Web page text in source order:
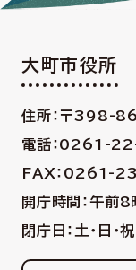
大町市役所
住所：〒398-
電話：0261-
FAX：0261-
開庁時間：午
閉庁日：土・日・